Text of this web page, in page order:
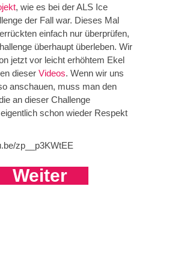
, wie es bei der ALS Ice
der Fall war. Dieses Mal
einfach nur überprüfen,
überhaupt überleben. Wir
jetzt vor leicht erhöhtem Ekel
dieser Videos. Wenn wir uns
anschauen, muss man den
an dieser Challenge
schon wieder Respekt
zp__p3KWtEE
Weiter